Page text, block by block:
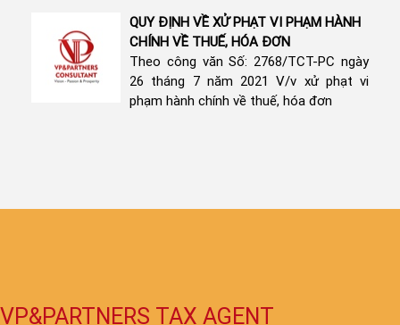
QUY ĐỊNH VỀ XỬ PHẠT VI PHẠM HÀNH
CHÍNH VỀ THUẾ, HÓA ĐƠN
Theo công văn Số: 2768/TCT-PC ngày
26 tháng 7 năm 2021 V/v xử phạt vi
phạm hành chính về thuế, hóa đơn
VP&PARTNERS TAX AGENT